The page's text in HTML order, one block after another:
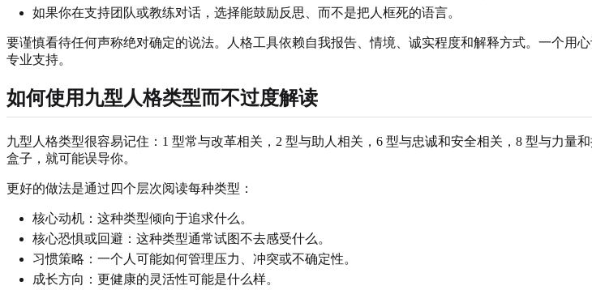
如果你在支持团队或教练对话，选择能鼓励反思、而不是把人框死的语言。
要谨慎看待任何声称绝对确定的说法。人格工具依赖自我报告、情境、诚实程度和解释方式。一个用
专业支持。
如何使用九型人格类型而不过度解读
九型人格类型很容易记住：1 型常与改革相关，2 型与助人相关，6 型与忠诚和安全相关，8 型与力
盒子，就可能误导你。
更好的做法是通过四个层次阅读每种类型：
核心动机：这种类型倾向于追求什么。
核心恐惧或回避：这种类型通常试图不去感受什么。
习惯策略：一个人可能如何管理压力、冲突或不确定性。
成长方向：更健康的灵活性可能是什么样。